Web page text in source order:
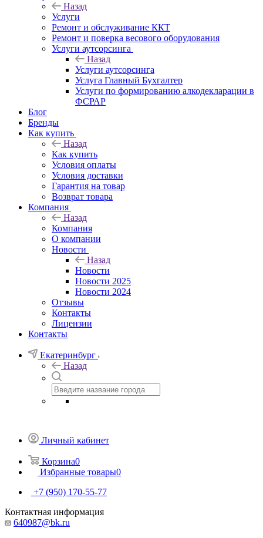
Назад
Услуги
Ремонт и обслуживание ККТ
Ремонт и поверка весового оборудования
Услуги аутсорсинга
Назад
Услуги аутсорсинга
Услуга Главный Бухгалтер
Услуги по формированию алкодекларации в
ФСРАР
Блог
Бренды
Как купить
Назад
Как купить
Условия оплаты
Условия доставки
Гарантия на товар
Возврат товара
Компания
Назад
Компания
О компании
Новости
Назад
Новости
Новости 2025
Новости 2024
Отзывы
Контакты
Лицензии
Контакты
Екатеринбург
Назад
Личный кабинет
Корзина0
Избранные товары0
+7 (950) 170-55-77
Контактная информация
640987@bk.ru